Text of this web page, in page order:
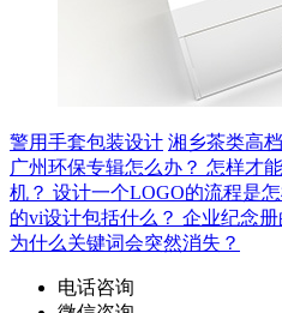
警用手套包装设计 湘乡茶类高
广州环保专辑怎么办？ 怎样才
机？ 设计一个LOGO的流程是怎
的vi设计包括什么？ 企业纪念册
为什么关键词会突然消失？
电话咨询